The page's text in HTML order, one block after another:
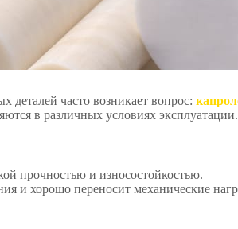
часто возникает вопрос:
в различных условиях эксплуатации.
прочностью и износостойкостью.
и хорошо переносит механические